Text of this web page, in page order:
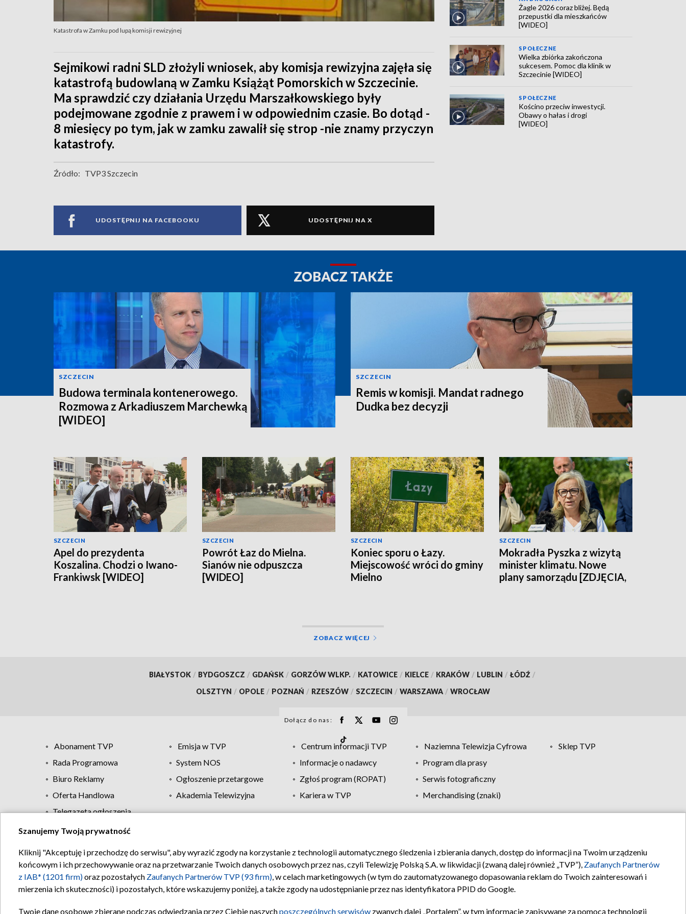
Katastrofa w Zamku pod lupą komisji rewizyjnej
Sejmikowi radni SLD złożyli wniosek, aby komisja rewizyjna zajęła się
katastrofą budowlaną w Zamku Książąt Pomorskich w Szczecinie.
Ma sprawdzić czy działania Urzędu Marszałkowskiego były
podejmowane zgodnie z prawem i w odpowiednim czasie. Bo dotąd -
8 miesięcy po tym, jak w zamku zawalił się strop -nie znamy przyczyn
katastrofy.
Źródło: TVP3 Szczecin
UDOSTĘPNIJ NA FACEBOOKU UDOSTĘPNIJ NA X
Żagle 2026 coraz bliżej. Będą
przepustki dla mieszkańców
[WIDEO]
SPOŁECZNE
Wielka zbiórka zakończona
sukcesem. Pomoc dla klinik w
Szczecinie [WIDEO]
SPOŁECZNE
Kościno przeciw inwestycji.
Obawy o hałas i drogi
[WIDEO]
ZOBACZ TAKŻE
SZCZECIN
Budowa terminala kontenerowego.
Rozmowa z Arkadiuszem Marchewką
[WIDEO]
SZCZECIN
Remis w komisji. Mandat radnego
Dudka bez decyzji
SZCZECIN
Apel do prezydenta
Koszalina. Chodzi o Iwano-
Frankiwsk [WIDEO]
SZCZECIN
Powrót Łaz do Mielna.
Sianów nie odpuszcza
[WIDEO]
SZCZECIN
Koniec sporu o Łazy.
Miejscowość wróci do gminy
Mielno
SZCZECIN
Mokradła Pyszka z wizytą
minister klimatu. Nowe
plany samorządu [ZDJĘCIA,
ZOBACZ WIĘCEJ
BIAŁYSTOK / BYDGOSZCZ / GDAŃSK / GORZÓW WLKP. / KATOWICE / KIELCE / KRAKÓW / LUBLIN / ŁÓDŹ /
OLSZTYN / OPOLE / POZNAŃ / RZESZÓW / SZCZECIN / WARSZAWA / WROCŁAW
Dołącz do nas:
Abonament TVP Emisja w TVP Centrum informacji TVP Naziemna Telewizja Cyfrowa
Sklep TVP
Rada Programowa
System NOS Informacje o nadawcy
Program dla prasy
Biuro Reklamy
Ogłoszenie przetargowe Zgłoś program (ROPAT)
Serwis fotograficzny
Oferta Handlowa
Akademia Telewizyjna Kariera w TVP
Merchandising (znaki)
Telegazeta ogłoszenia
Regulamin TVP Polityka prywatności Moje zgody Pomoc Biuro reklamy Kontakt
Szanujemy Twoją prywatność
Kliknij "Akceptuję i przechodzę do serwisu", aby wyrazić zgody na korzystanie z technologii automatycznego śledzenia i zbierania danych, dostęp do informacji na Twoim urządzeniu
końcowym i ich przechowywanie oraz na przetwarzanie Twoich danych osobowych przez nas, czyli Telewizję Polską S.A. w likwidacji (zwaną dalej również „TVP”), Zaufanych Partnerów
z IAB* (1201 firm)oraz pozostałych Zaufanych Partnerów TVP (93 firm), w celach marketingowych (w tym do zautomatyzowanego dopasowania reklam do Twoich zainteresowań i
mierzenia ich skuteczności) i pozostałych, które wskazujemy poniżej, a także zgody na udostępnianie przez nas identyfikatora PPID do Google.
Twoje dane osobowe zbierane podczas odwiedzania przez Ciebie naszychposzczególnych serwisów zwanych dalej „Portalem”, w tym informacje zapisywane za pomocą technologii